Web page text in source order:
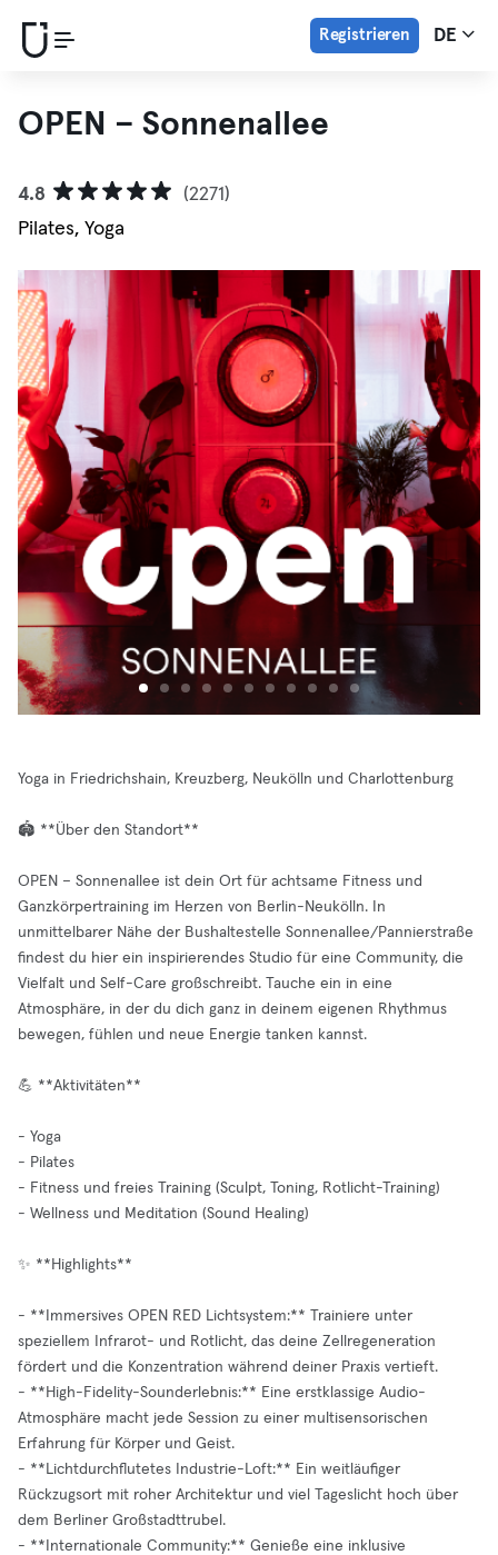
Registrieren DE
OPEN – Sonnenallee
4.8
(2271)
Pilates, Yoga
Yoga in Friedrichshain, Kreuzberg, Neukölln und Charlottenburg
🏟️ **Über den Standort**
OPEN – Sonnenallee ist dein Ort für achtsame Fitness und
Ganzkörpertraining im Herzen von Berlin-Neukölln. In
unmittelbarer Nähe der Bushaltestelle Sonnenallee/Pannierstraße
findest du hier ein inspirierendes Studio für eine Community, die
Vielfalt und Self-Care großschreibt. Tauche ein in eine
Atmosphäre, in der du dich ganz in deinem eigenen Rhythmus
bewegen, fühlen und neue Energie tanken kannst.
💪 **Aktivitäten**
- Yoga
- Pilates
- Fitness und freies Training (Sculpt, Toning, Rotlicht-Training)
- Wellness und Meditation (Sound Healing)
✨ **Highlights**
- **Immersives OPEN RED Lichtsystem:** Trainiere unter
speziellem Infrarot- und Rotlicht, das deine Zellregeneration
fördert und die Konzentration während deiner Praxis vertieft.
- **High-Fidelity-Sounderlebnis:** Eine erstklassige Audio-
Atmosphäre macht jede Session zu einer multisensorischen
Erfahrung für Körper und Geist.
- **Lichtdurchflutetes Industrie-Loft:** Ein weitläufiger
Rückzugsort mit roher Architektur und viel Tageslicht hoch über
dem Berliner Großstadttrubel.
- **Internationale Community:** Genieße eine inklusive